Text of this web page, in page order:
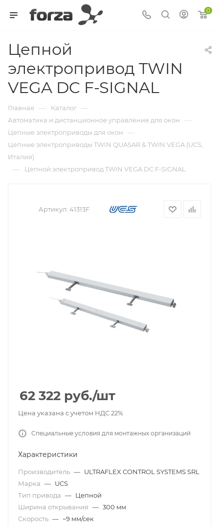
0
Цепной
электропривод TWIN
VEGA DC F-SIGNAL
Главная — Каталог —
Автоматика и дистанционное управление для окон —
Цепные электроприводы для окон —
Цепные электроприводы TWIN QUASAR & TWIN VEGA (UCS,
Италия)
— Цепной электропривод TWIN VEGA DC F-SIGNAL
Артикул: 41313F
62 322 руб./шт
Цена указана с учетом НДС 22%
Специальные условия для монтажных организаций
Характеристики
Производитель — ULTRAFLEX CONTROL SYSTEMS SRL
Марка — UCS
Тип привода — Цепной
Ширина открывания — 300 мм
Скорость — ~9 мм/сек